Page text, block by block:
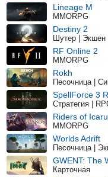
Lineage M
MMORPG
Destiny 2
Шутер | Экшен
RF Online 2
MMORPG
Rokh
Песочница |
SpellForce 3
Стратегия |
Riders of
MMORPG
Worlds Adrift
Песочница |
GWENT: The
Карточная